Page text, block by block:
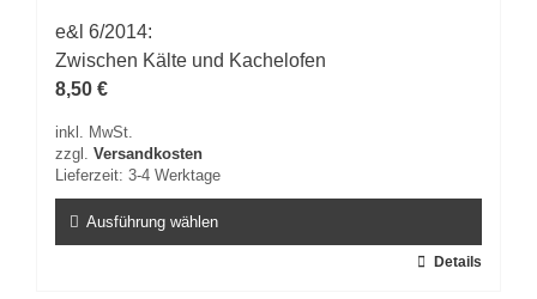
Die
Optionen
können
der
Produktseite
werden
e&l 6/2014:
Zwischen Kälte und Kachelofen
8,50 €
inkl. MwSt.
zzgl. Versandkosten
Lieferzeit: 3-4 Werktage
Ausführung wählen
Details